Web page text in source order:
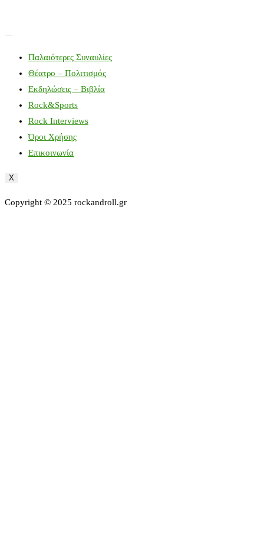
Παλαιότερες Συναυλίες
Θέατρο – Πολιτισμός
Εκδηλώσεις – Βιβλία
Rock&Sports
Rock Interviews
Όροι Χρήσης
Επικοινωνία
X
Copyright © 2025 rockandroll.gr